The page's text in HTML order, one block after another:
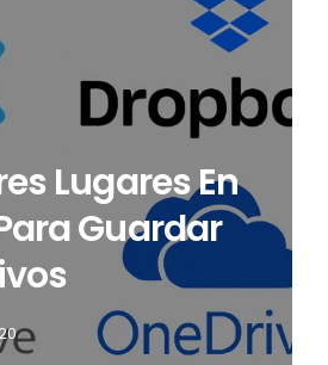
Lugares En
Guardar